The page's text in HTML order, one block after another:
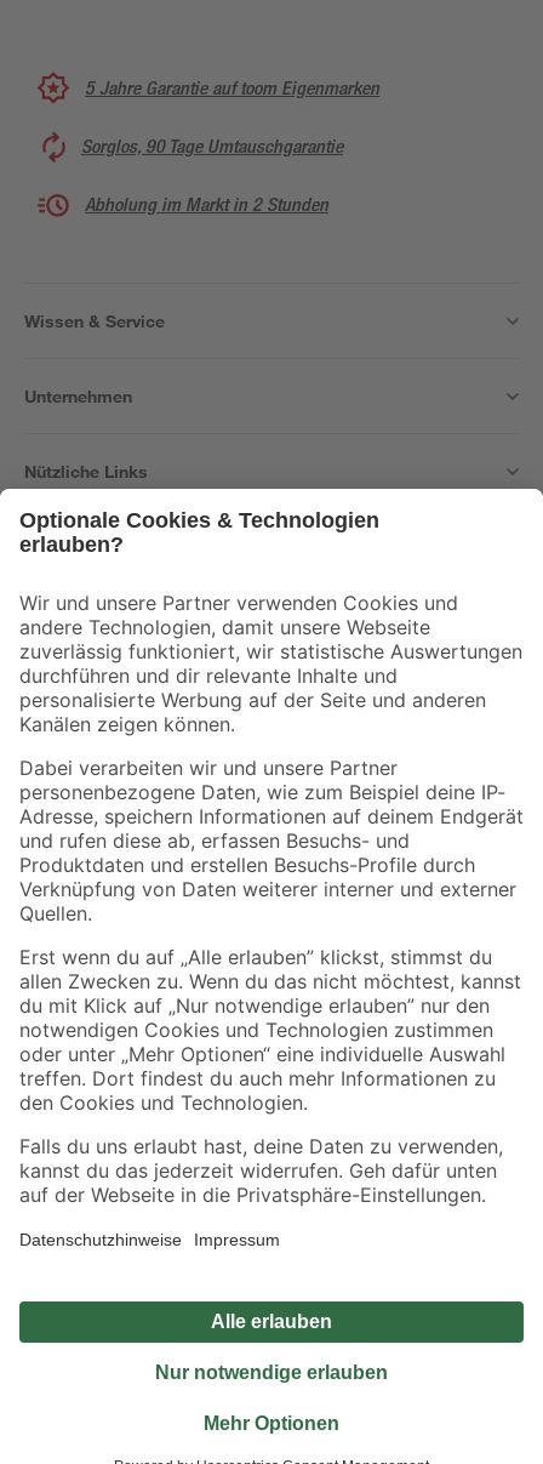
5 Jahre Garantie auf toom Eigenmarken
Sorglos, 90 Tage Umtauschgarantie
Abholung im Markt in 2 Stunden
Wissen & Service
Unternehmen
Nützliche Links
Der toom Newsletter: Keine Angebote und Aktionen mehr verpassen!
Zur Newsletter Anmeldung
Folge uns
Zahlungsarten Versandarten
Sicher einkaufen
Jetzt die toom-App herunterladen
Alle Preisangaben in EUR inkl. gesetzl. MwSt.. Die dargestellten Angebote sind unter
Umständen nicht in allen Märkten verfügbar. Die angegebenen Verfügbarkeiten beziehen
Produkte nur solange der Vorrat reicht.
*Paketversand ab 59 € versandkostenfrei, gilt nicht für Artikel mit Speditionsversand, hier
Privatsphäre Impressum
Nutzungsbedingungen
Widerrufsrecht
Vertrag widerrufen
© 2026 toom Baumarkt GmbH